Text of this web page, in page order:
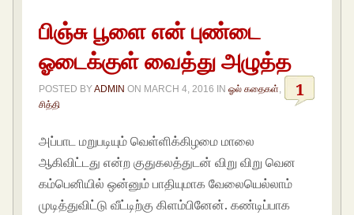
பிஞ்சு பூளை என் புண்டை
ஓடைக்குள் வைத்து அழுத்த
1
POSTED BYADMIN ON MARCH 4, 2016 INஓல் கதைகள்
சித்தி
அப்பாட மறுபடியும் வெள்ளிக்கிழமை மாலை
ஆகிவிட்டது என்ற குதுகலத்துடன் விறு விறு வென
கம்பெனியில் ஒன்னும் பாதியுமாக வேலையெல்லாம்
முடித்துவிட்டு வீட்டிற்கு கிளம்பினேன். கண்டிப்பாக